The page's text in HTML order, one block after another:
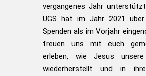
vergangenes Jahr
UGS hat im Jahr 2021
Spenden als im Vorjahr
freuen uns mit euch
erleben, wie Jesus unsere
wiederherstellt und in